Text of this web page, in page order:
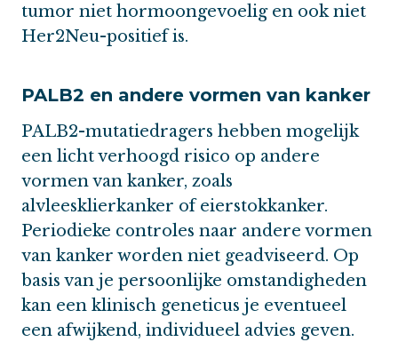
tumor niet hormoongevoelig en ook niet
Her2Neu-positief is.
PALB2 en andere vormen van kanker
PALB2-mutatiedragers hebben mogelijk
een licht verhoogd risico op andere
vormen van kanker, zoals
alvleesklierkanker of eierstokkanker.
Periodieke controles naar andere vormen
van kanker worden niet geadviseerd. Op
basis van je persoonlijke omstandigheden
kan een klinisch geneticus je eventueel
een afwijkend, individueel advies geven.